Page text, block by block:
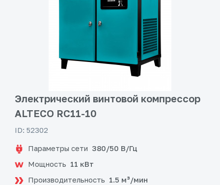
Электрический винтовой компрессор
ALTECO RC11-10
ID: 52302
Параметры сети 380/50 В/Гц
Мощность 11 кВт
Производительность 1.5 м³/мин